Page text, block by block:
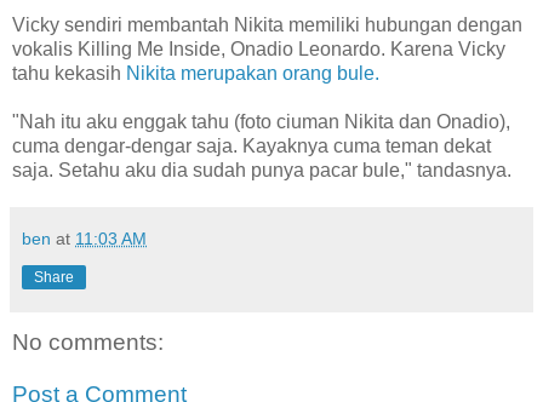
Vicky sendiri membantah Nikita memiliki hubungan dengan
vokalis Killing Me Inside, Onadio Leonardo. Karena Vicky
tahu kekasih Nikita merupakan orang bule.
"Nah itu aku enggak tahu (foto ciuman Nikita dan Onadio),
cuma dengar-dengar saja. Kayaknya cuma teman dekat
saja. Setahu aku dia sudah punya pacar bule," tandasnya.
ben at 11:03 AM
Share
No comments:
Post a Comment